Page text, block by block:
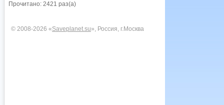
Прочитано: 2421 раз(а)
© 2008-2026 «Saveplanet.su», Россия, г.Москва